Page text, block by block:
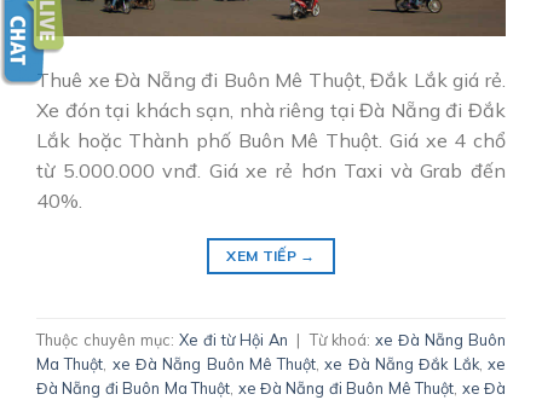
Thuê xe Đà Nẵng đi Buôn Mê Thuột, Đắk Lắk giá rẻ.
Xe đón tại khách sạn, nhà riêng tại Đà Nẵng đi Đắk
Lắk hoặc Thành phố Buôn Mê Thuột. Giá xe 4 chổ
từ 5.000.000 vnđ. Giá xe rẻ hơn Taxi và Grab đến
40%.
XEM TIẾP →
Thuộc chuyên mục: Xe đi từ Hội An | Từ khoá:xe Đà Nẵng Buôn
Ma Thuột xe Đà Nẵng Buôn Mê Thuột ,xe Đà Nẵng Đắk Lắk,xe
Đà Nẵng đi Buôn Ma Thuột xe Đà Nẵng đi Buôn Mê Thuột xe Đà